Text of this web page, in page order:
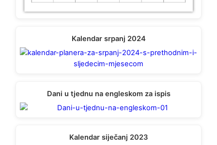
Kalendar srpanj 2024
Dani u tjednu na engleskom za ispis
Kalendar siječanj 2023